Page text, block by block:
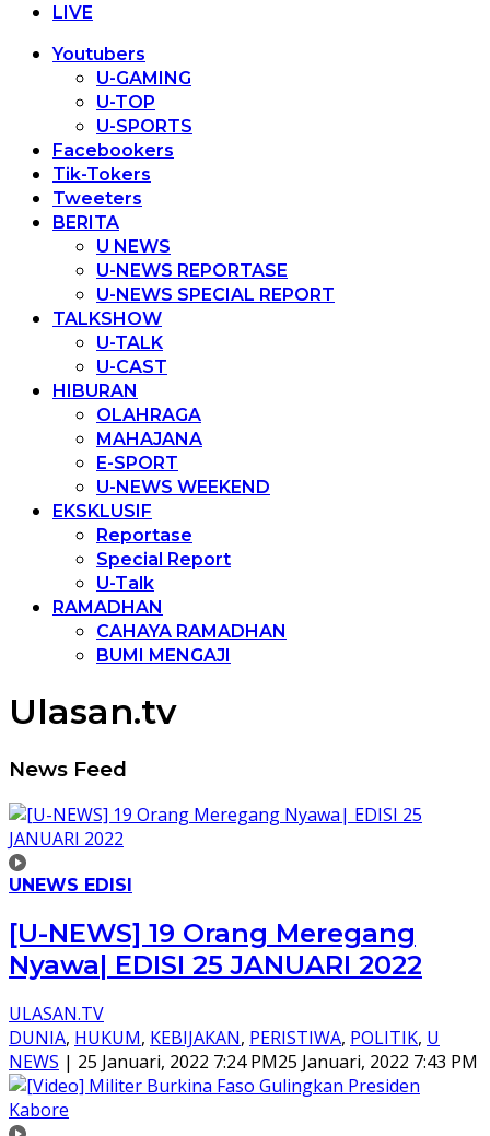
LIVE
Youtubers
U-GAMING
U-TOP
U-SPORTS
Facebookers
Tik-Tokers
Tweeters
BERITA
U NEWS
U-NEWS REPORTASE
U-NEWS SPECIAL REPORT
TALKSHOW
U-TALK
U-CAST
HIBURAN
OLAHRAGA
MAHAJANA
E-SPORT
U-NEWS WEEKEND
EKSKLUSIF
Reportase
Special Report
U-Talk
RAMADHAN
CAHAYA RAMADHAN
BUMI MENGAJI
Ulasan.tv
News Feed
UNEWS EDISI
[U-NEWS] 19 Orang Meregang
Nyawa| EDISI 25 JANUARI 2022
ULASAN.TV
DUNIA, HUKUM, KEBIJAKAN, PERISTIWA, POLITIK, U
NEWS | 25 Januari, 2022 7:24 PM25 Januari, 2022 7:43 PM